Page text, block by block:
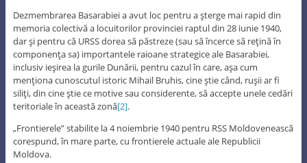
Dezmembrarea Basarabiei a avut loc pentru a şterge mai rapid din
memoria colectivă a locuitorilor provinciei raptul din 28 iunie 1940,
dar şi pentru că URSS dorea să păstreze (sau să încerce să reţină în
componenţa sa) importantele raioane strategice ale Basarabiei,
inclusiv ieşirea la gurile Dunării, pentru cazul în care, aşa cum
menţiona cunoscutul istoric Mihail Bruhis, cine ştie când, ruşii ar fi
siliţi, din cine ştie ce motive sau considerente, să accepte unele cedări
teritoriale în această zonă[2].
„Frontierele” stabilite la 4 noiembrie 1940 pentru RSS Moldovenească
corespund, în mare parte, cu frontierele actuale ale Republicii
Moldova.